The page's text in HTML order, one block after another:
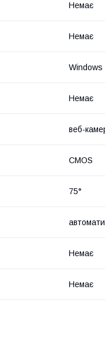
Немає
Немає
Windows
Немає
веб-
CMOS
75°
Немає
Немає